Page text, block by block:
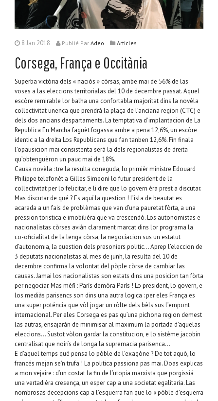
8 Jan 2018 Publié Par Adeo Articles
Corsega, França e Occitània
Superba victòria dels « naciòs » còrsas, ambe mai de 56% de las
voses a las eleccions territorialas del 10 de decembre passat. Aquel
escòre remirable lor balha una confortabla majoritat dins la novèla
collectivitat unenca que prendrà la plaça de l’anciana region (CTC) e
dels dos ancians despartaments. La temptativa d’implantacion de La
Republica En Marcha faguèt fogassa ambe a pena 12,6%, un escòre
identic a la dreita Los Republicans que fan tanben 12,6%. Fin finala
l’opausicion mai consistenta serà la dels regionalistas de dreita
qu’obtenguèron un pauc mai de 18%.
Causa novèla : tre la resulta coneguda, lo primièr ministre Edouard
Philippe telefonèt a Gilles Simeoni lo futur president de la
collectivitat per lo felicitar, e li dire que lo govern èra prest a discutar.
Mas discutar de qué ? Es aquí la question ! L’isla de beautat es
acarada a un fais de problèmas que van d’una pauretat fòrta, a una
pression toristica e imobilièra que va crescendò. Los autonomistas e
nacionalistas còrses avián clarament marcat dins lor programa la
co-oficialitat de la lenga còrsa, la negociacion sus un estatut
d’autonomia, la question dels presoniers politic… Aprep l’eleccion de
3 deputats nacionalistas al mes de junh, la resulta del 10 de
decembre confirma la volontat del pòple còrse de cambiar las
causas. Jamai los nacionalistas son estats dins una posicion tan fòrta
per negociar. Mas mèfi : París demòra París ! Lo president, lo govern, e
los mediàs parisencs son dins una autra logica : per eles França es
una super poténcia que vòl jogar un ròlte dels bèls sus l’empont
internacional. Per eles Corsega es pas qu’una pichona region demest
las autras, ensajaràn de minimisar al maximum la portada d’aquelas
eleccions… Sustot vòlon gardar la constitucion, e lo sistème jacobin
centralisat que noirís de longa la supremacia parisenca…
E d’aquel temps qué pensa lo pòble de l’exagòne ? De tot aquò, lo
francés mejan se’n trufa ! La politica passiona pas mai. Doas explicas
a mon vejaire : d’un costat la fin de l’utopia marxista que porgissiá
una vertadièra cresença, un esper cap a una societat egalitaria. Las
nombrosas decepcions cap a l’esquerra fan que lo « pòble d’esquerra